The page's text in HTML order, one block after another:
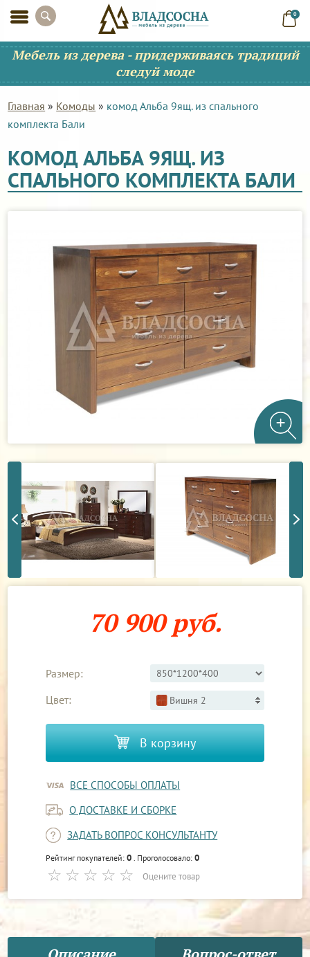
0
Мебель из дерева - придерживаясь традиций
следуй моде
Главная » Комоды » комод Альба 9ящ. из спального
комплекта Бали
КОМОД АЛЬБА 9ЯЩ. ИЗ
СПАЛЬНОГО КОМПЛЕКТА БАЛИ
70 900 руб.
Размер:
Цвет:
Вишня 2
В корзину
ВСЕ СПОСОБЫ ОПЛАТЫ
О ДОСТАВКЕ И СБОРКЕ
ЗАДАТЬ ВОПРОС КОНСУЛЬТАНТУ
Рейтинг покупателей:0. Проголосовало:0
Оцените товар